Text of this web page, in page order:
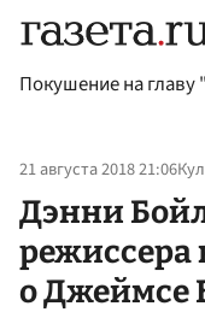
Покушение на
21 августа 2018 21:06
Дэнни
режиссера
о Джеймсе